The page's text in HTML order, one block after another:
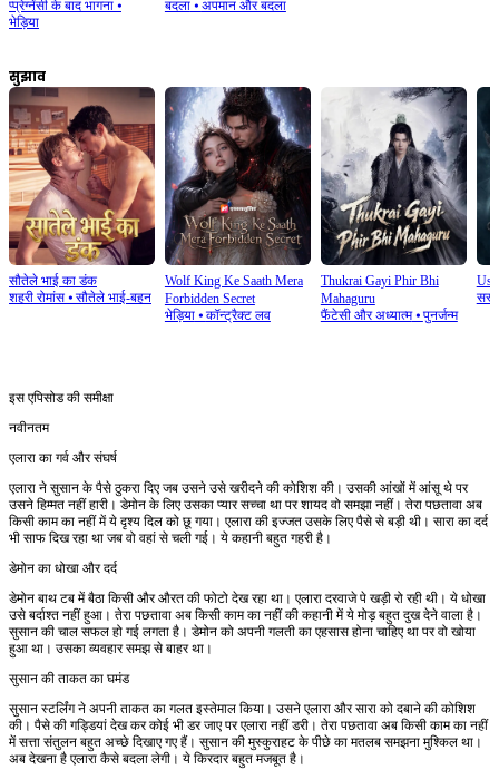
प्प्रेग्नेंसी के बाद भागना ⦁
भेड़िया
बदला⦁ अपमान और बदला
सुझाव
सौतेले भाई का डंक
शहरी रोमांस ⦁ सौतेले भाई-बहन
Wolf King Ke Saath Mera
Forbidden Secret
भेड़िया⦁ कॉन्ट्रैक्ट लव
Thukrai Gayi Phir Bhi
Mahaguru
फैंटेसी और अध्यात्म⦁ पुनर्जन्म
इस एपिसोड की समीक्षा
नवीनतम
एलारा का गर्व और संघर्ष
एलारा ने सुसान के पैसे ठुकरा दिए जब उसने उसे खरीदने की कोशिश की। उसकी आंखों में आंसू थे पर
उसने हिम्मत नहीं हारी। डेमोन के लिए उसका प्यार सच्चा था पर शायद वो समझा नहीं। तेरा पछतावा अब
किसी काम का नहीं में ये दृश्य दिल को छू गया। एलारा की इज्जत उसके लिए पैसे से बड़ी थी। सारा का दर्द
भी साफ दिख रहा था जब वो वहां से चली गई। ये कहानी बहुत गहरी है।
डेमोन का धोखा और दर्द
डेमोन बाथ टब में बैठा किसी और औरत की फोटो देख रहा था। एलारा दरवाजे पे खड़ी रो रही थी। ये धोखा
उसे बर्दाश्त नहीं हुआ। तेरा पछतावा अब किसी काम का नहीं की कहानी में ये मोड़ बहुत दुख देने वाला है।
सुसान की चाल सफल हो गई लगता है। डेमोन को अपनी गलती का एहसास होना चाहिए था पर वो खोया
हुआ था। उसका व्यवहार समझ से बाहर था।
सुसान की ताकत का घमंड
सुसान स्टर्लिंग ने अपनी ताकत का गलत इस्तेमाल किया। उसने एलारा और सारा को दबाने की कोशिश
की। पैसे की गड्डियां देख कर कोई भी डर जाए पर एलारा नहीं डरी। तेरा पछतावा अब किसी काम का नहीं
में सत्ता संतुलन बहुत अच्छे दिखाए गए हैं। सुसान की मुस्कुराहट के पीछे का मतलब समझना मुश्किल था।
अब देखना है एलारा कैसे बदला लेगी। ये किरदार बहुत मजबूत है।